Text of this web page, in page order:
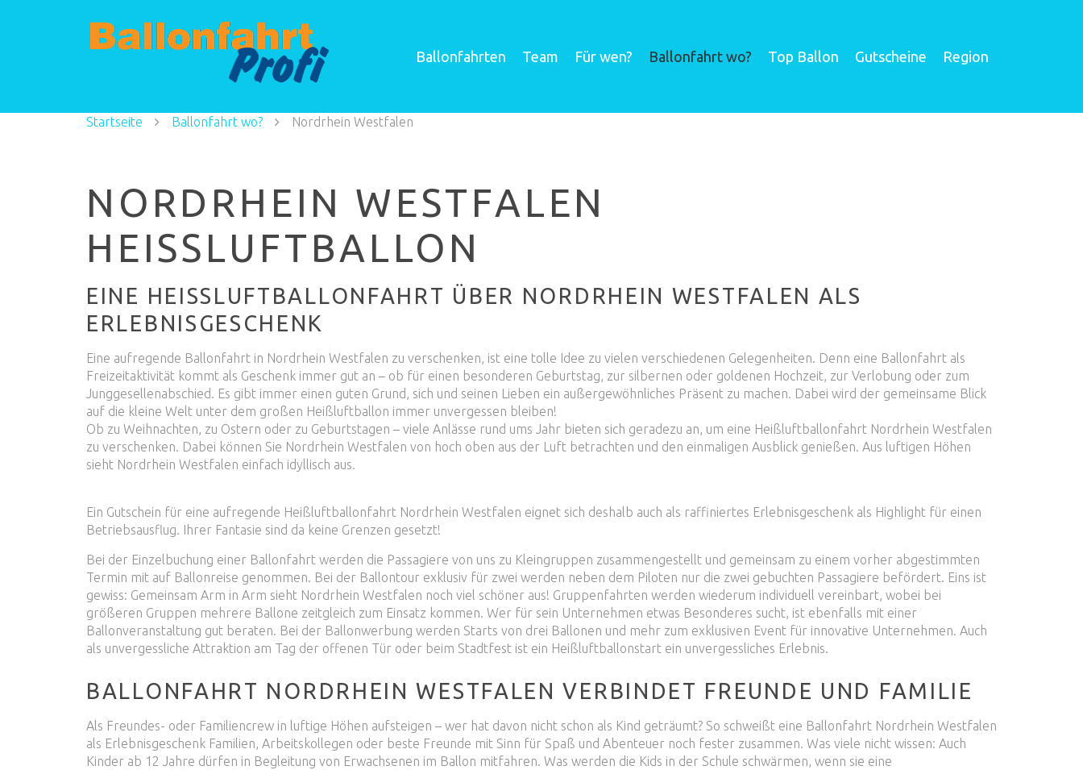
Ballonfahrten Team Für wen? Ballonfahrt wo? Top Ballon Gutscheine Region
Startseite Ballonfahrt wo? Nordrhein Westfalen
NORDRHEIN WESTFALEN
HEISSLUFTBALLON
EINE HEISSLUFTBALLONFAHRT ÜBER NORDRHEIN WESTFALEN ALS E
RLEBNISGESCHENK
Eine aufregende Ballonfahrt in Nordrhein Westfalen zu verschenken, ist eine tolle Idee zu vielen verschiedenen Gelegenheiten. Denn eine Ballonfahrt als
Freizeitaktivität kommt als Geschenk immer gut an – ob für einen besonderen Geburtstag, zur silbernen oder goldenen Hochzeit, zur Verlobung oder zum
Junggesellenabschied. Es gibt immer einen guten Grund, sich und seinen Lieben ein außergewöhnliches Präsent zu machen. Dabei wird der gemeinsame Blick
auf die kleine Welt unter dem großen Heißluftballon immer unvergessen bleiben!
Ob zu Weihnachten, zu Ostern oder zu Geburtstagen – viele Anlässe rund ums Jahr bieten sich geradezu an, um eine Heißluftballonfahrt Nordrhein Westfalen
zu verschenken. Dabei können Sie Nordrhein Westfalen von hoch oben aus der Luft betrachten und den einmaligen Ausblick genießen. Aus luftigen Höhen
sieht Nordrhein Westfalen einfach idyllisch aus.
Ein Gutschein für eine aufregende Heißluftballonfahrt Nordrhein Westfalen eignet sich deshalb auch als raffiniertes Erlebnisgeschenk als Highlight für einen
Betriebsausflug. Ihrer Fantasie sind da keine Grenzen gesetzt!
Bei der Einzelbuchung einer Ballonfahrt werden die Passagiere von uns zu Kleingruppen zusammengestellt und gemeinsam zu einem vorher abgestimmten
Termin mit auf Ballonreise genommen. Bei der Ballontour exklusiv für zwei werden neben dem Piloten nur die zwei gebuchten Passagiere befördert. Eins ist
gewiss: Gemeinsam Arm in Arm sieht Nordrhein Westfalen noch viel schöner aus! Gruppenfahrten werden wiederum individuell vereinbart, wobei bei
größeren Gruppen mehrere Ballone zeitgleich zum Einsatz kommen. Wer für sein Unternehmen etwas Besonderes sucht, ist ebenfalls mit einer
Ballonveranstaltung gut beraten. Bei der Ballonwerbung werden Starts von drei Ballonen und mehr zum exklusiven Event für innovative Unternehmen. Auch
als unvergessliche Attraktion am Tag der offenen Tür oder beim Stadtfest ist ein Heißluftballonstart ein unvergessliches Erlebnis.
BALLONFAHRT NORDRHEIN WESTFALEN VERBINDET FREUNDE UND FAMILIE
Als Freundes- oder Familiencrew in luftige Höhen aufsteigen – wer hat davon nicht schon als Kind geträumt? So schweißt eine Ballonfahrt Nordrhein Westfalen
als Erlebnisgeschenk Familien, Arbeitskollegen oder beste Freunde mit Sinn für Spaß und Abenteuer noch fester zusammen. Was viele nicht wissen: Auch
Kinder ab 12 Jahre dürfen in Begleitung von Erwachsenen im Ballon mitfahren. Was werden die Kids in der Schule schwärmen, wenn sie eine